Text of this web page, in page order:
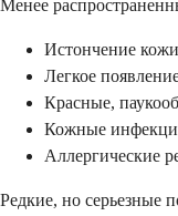
Менее
Истончение
Легкое
Красные,
Кожные
Аллергические
Редкие, но серьезные